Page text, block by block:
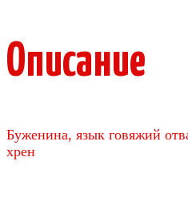
Описание
Буженина, язык говяжий
хрен